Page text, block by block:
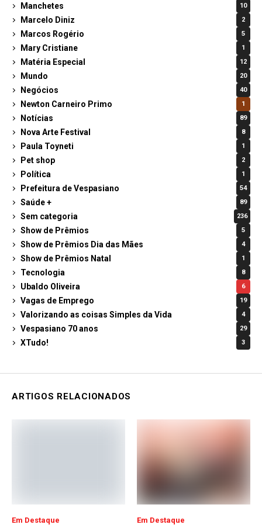
Manchetes 10
Marcelo Diniz 2
Marcos Rogério 5
Mary Cristiane 1
Matéria Especial 12
Mundo 20
Negócios 40
Newton Carneiro Primo 1
Notícias 89
Nova Arte Festival 8
Paula Toyneti 1
Pet shop 2
Política 1
Prefeitura de Vespasiano 54
Saúde + 89
Sem categoria 236
Show de Prêmios 5
Show de Prêmios Dia das Mães 4
Show de Prêmios Natal 1
Tecnologia 8
Ubaldo Oliveira 6
Vagas de Emprego 19
Valorizando as coisas Simples da Vida 4
Vespasiano 70 anos 29
XTudo! 3
ARTIGOS RELACIONADOS
Em Destaque Em Destaque